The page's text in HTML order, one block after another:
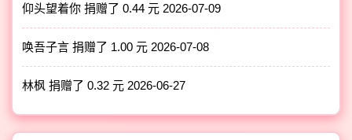
仰头望着你 捐赠了 0.44 元 2026-07-09
唤吾子言 捐赠了 1.00 元 2026-07-08
林枫 捐赠了 0.32 元 2026-06-27